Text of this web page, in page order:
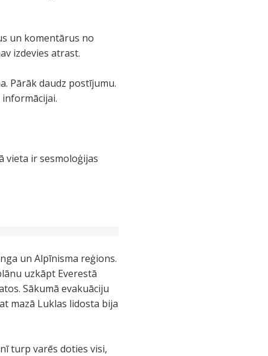
un komentārus no
izdevies atrast.
Pārāk daudz postījumu.
vieta ir sesmoloģijas
un Alpīnisma reģions.
uzkāpt Everestā
Sākumā evakuāciju
mazā Luklas lidosta bija
turp varēs doties visi,